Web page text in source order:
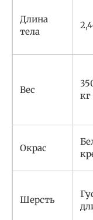
Длина
тела
Вес
кг
Окрас
Шерсть